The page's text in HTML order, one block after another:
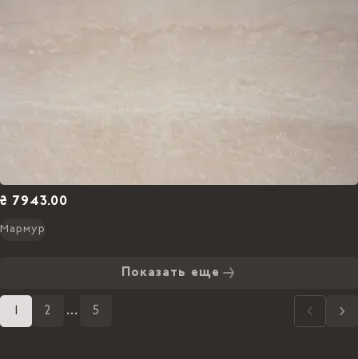
₴ 7943.00
Мармур
Показать еще
2 ... 5